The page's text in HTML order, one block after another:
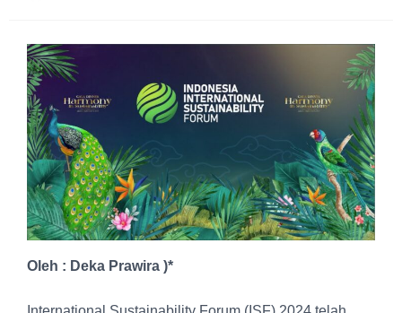
Oleh : Deka Prawira )*